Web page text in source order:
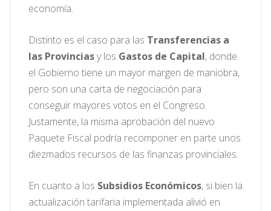
economía.
Distinto es el caso para las Transferencias a
las Provinciasy los Gastos de Capital, donde
el Gobierno tiene un mayor margen de maniobra,
pero son una carta de negociación para
conseguir mayores votos en el Congreso.
Justamente, la misma aprobación del nuevo
Paquete Fiscal podría recomponer en parte unos
diezmados recursos de las finanzas provinciales.
En cuanto a los Subsidios Económicos, si bien la
actualización tarifaria implementada alivió en